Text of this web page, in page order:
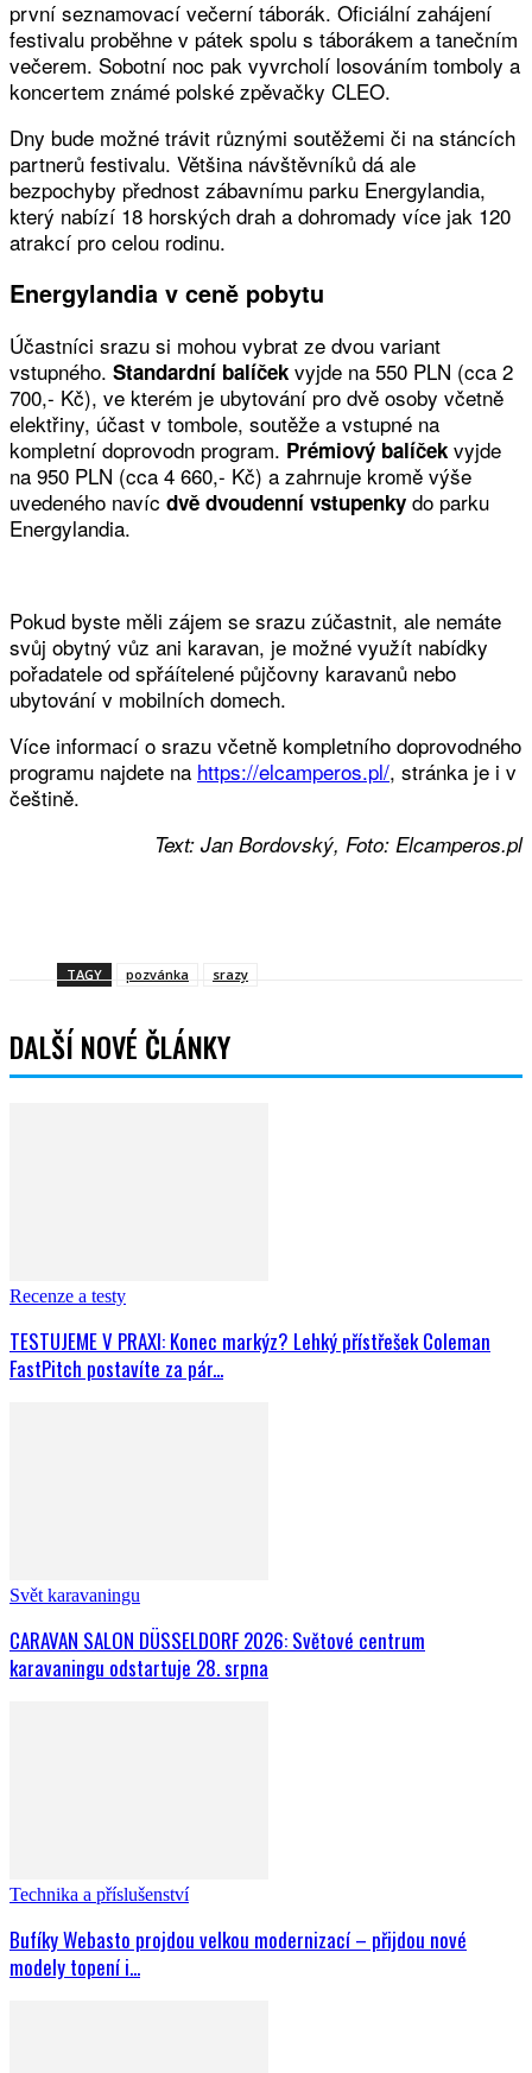
první seznamovací večerní táborák. Oficiální zahájení
festivalu proběhne v pátek spolu s táborákem a tanečním
večerem. Sobotní noc pak vyvrcholí losováním tomboly a
koncertem známé polské zpěvačky CLEO.
Dny bude možné trávit různými soutěžemi či na stáncích
partnerů festivalu. Většina návštěvníků dá ale
bezpochyby přednost zábavnímu parku Energylandia,
který nabízí 18 horských drah a dohromady více jak 120
atrakcí pro celou rodinu.
Energylandia v ceně pobytu
Účastníci srazu si mohou vybrat ze dvou variant
vstupného. Standardní balíček vyjde na 550 PLN (cca 2
700,- Kč), ve kterém je ubytování pro dvě osoby včetně
elektřiny, účast v tombole, soutěže a vstupné na
kompletní doprovodn program. Prémiový balíček vyjde
na 950 PLN (cca 4 660,- Kč) a zahrnuje kromě výše
uvedeného navíc dvě dvoudenní vstupenky do parku
Energylandia.
Pokud byste měli zájem se srazu zúčastnit, ale nemáte
svůj obytný vůz ani karavan, je možné využít nabídky
pořadatele od spřáítelené půjčovny karavanů nebo
ubytování v mobilních domech.
Více informací o srazu včetně kompletního doprovodného
programu najdete na https://elcamperos.pl/, stránka je i v
češtině.
Text: Jan Bordovský, Foto: Elcamperos.pl
TAGY pozvánka srazy
DALŠÍ NOVÉ ČLÁNKY
Recenze a testy
TESTUJEME V PRAXI: Konec markýz? Lehký přístřešek Coleman
FastPitch postavíte za pár...
Svět karavaningu
CARAVAN SALON DÜSSELDORF 2026: Světové centrum
karavaningu odstartuje 28. srpna
Technika a příslušenství
Bufíky Webasto projdou velkou modernizací – přijdou nové
modely topení i...